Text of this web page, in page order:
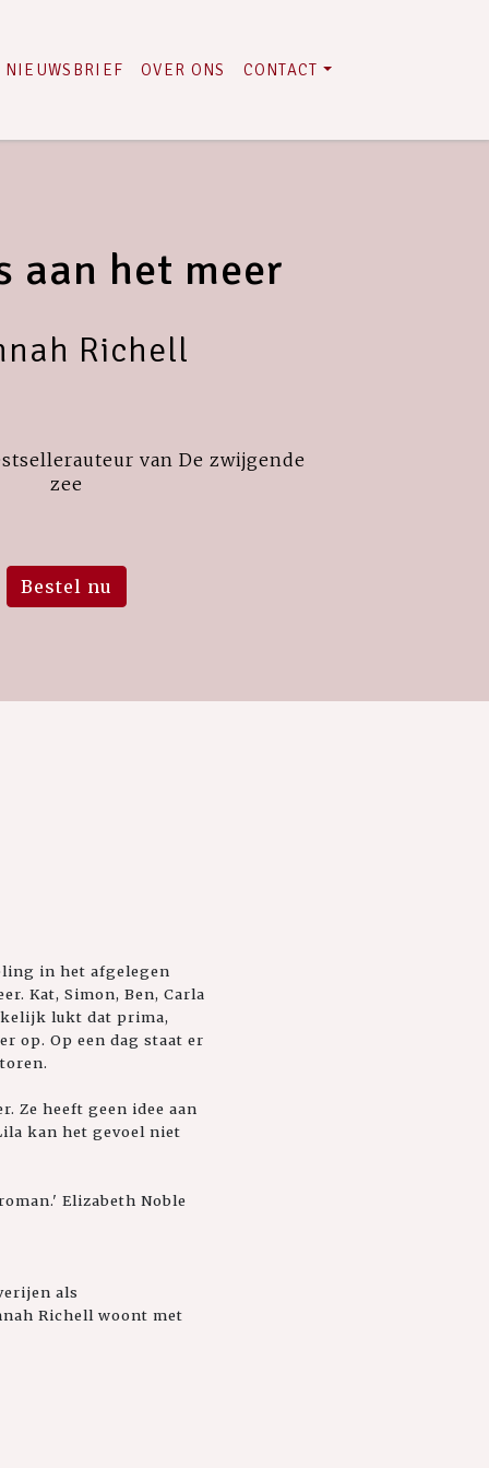
NIEUWSBRIEF OVER ONS CONTACT
aan het meer
Richell
van De zwijgende
zee
Bestel nu
in het afgelegen
Kat, Simon, Ben, Carla
lukt dat prima,
op. Op een dag staat er
Ze heeft geen idee aan
kan het gevoel niet
Elizabeth Noble
als
Richell woont met